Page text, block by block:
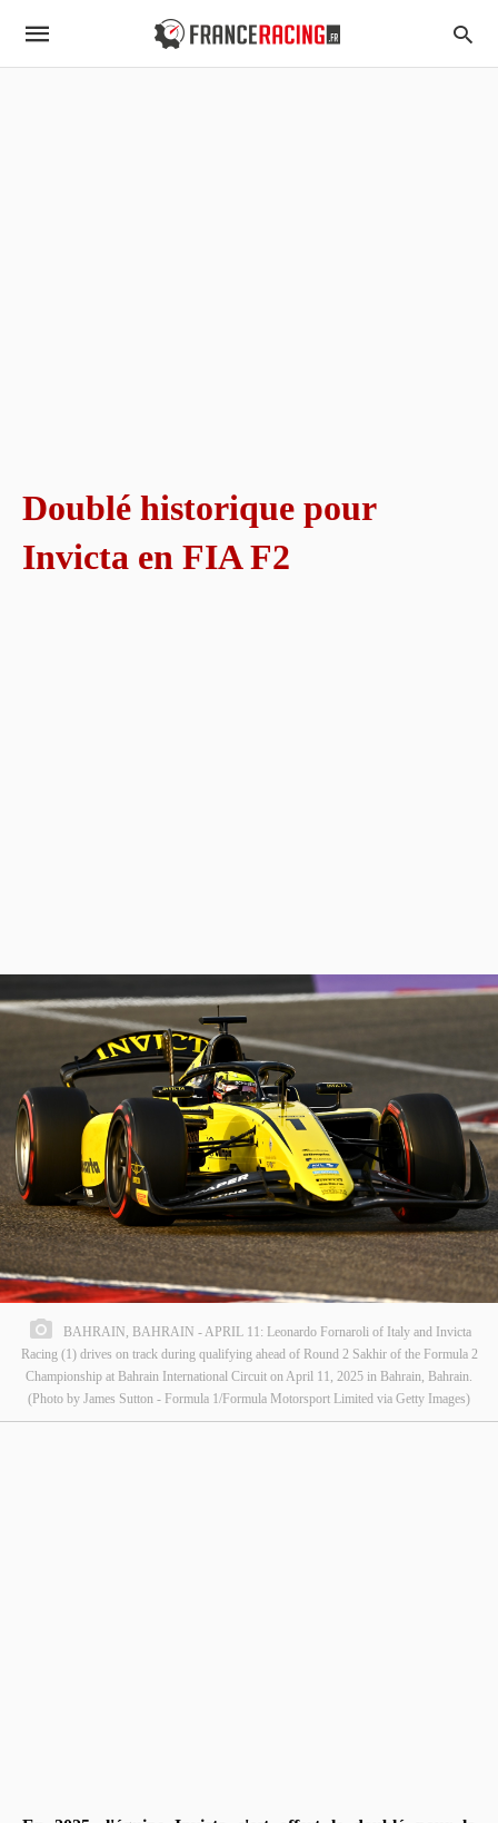
Doublé historique pour
Invicta en FIA F2
BAHRAIN, BAHRAIN - APRIL 11: Leonardo Fornaroli of Italy and Invicta
Racing (1) drives on track during qualifying ahead of Round 2 Sakhir of the Formula 2
Championship at Bahrain International Circuit on April 11, 2025 in Bahrain, Bahrain.
(Photo by James Sutton - Formula 1/Formula Motorsport Limited via Getty Images)